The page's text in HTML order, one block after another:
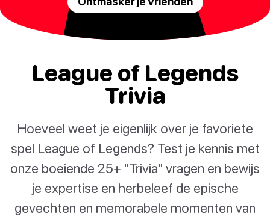
League of Legends
Trivia
Hoeveel weet je eigenlijk over je favoriete
spel League of Legends? Test je kennis met
onze boeiende 25+ "Trivia" vragen en bewijs
je expertise en herbeleef de epische
gevechten en memorabele momenten van